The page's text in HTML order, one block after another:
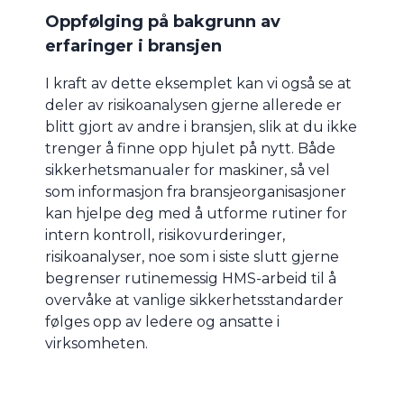
Oppfølging på bakgrunn av
erfaringer i bransjen
I kraft av dette eksemplet kan vi også se at
deler av risikoanalysen gjerne allerede er
blitt gjort av andre i bransjen, slik at du ikke
trenger å finne opp hjulet på nytt. Både
sikkerhetsmanualer for maskiner, så vel
som informasjon fra bransjeorganisasjoner
kan hjelpe deg med å utforme rutiner for
intern kontroll, risikovurderinger,
risikoanalyser, noe som i siste slutt gjerne
begrenser rutinemessig HMS-arbeid til å
overvåke at vanlige sikkerhetsstandarder
følges opp av ledere og ansatte i
virksomheten.